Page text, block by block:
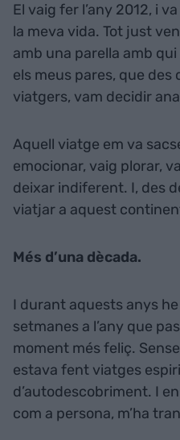
El vaig fer l’any 2012, i
la meva vida. Tot just
amb una parella amb
els meus pares, que
viatgers, vam decidir
Aquell viatge em va
emocionar, vaig plorar,
deixar indiferent. I, des
viatjar a aquest
Més d’una dècada.
I durant aquests anys
setmanes a l’any que
moment més feliç.
estava fent viatges
d’autodescobriment. I
com a persona, m’ha